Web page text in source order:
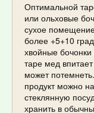
Оптимальной
или ольховые
сухое
более +5+10
хвойные бочонки
таре мед
может
продукт можно
стеклянную
хранить в